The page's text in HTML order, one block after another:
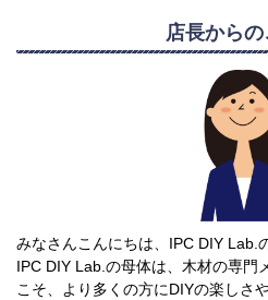
店長から
みなさんこんにちは、IPC DIY Lab.
IPC DIY Lab.の母体は、木材の専門
こそ、より多くの方にDIYの楽しさ